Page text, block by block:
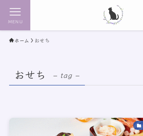
MENU
ホーム おせち
おせち – tag –